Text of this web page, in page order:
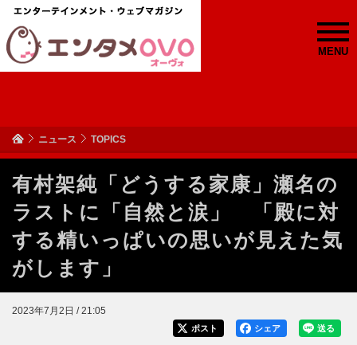
MENU
ニュース TOPICS
有村架純「どうする家康」瀬名の
ラストに「自然と涙」 「殿に対
する精いっぱいの思いが見えた気
がします」
2023年7月2日 / 21:05
送る
シェア
ポスト